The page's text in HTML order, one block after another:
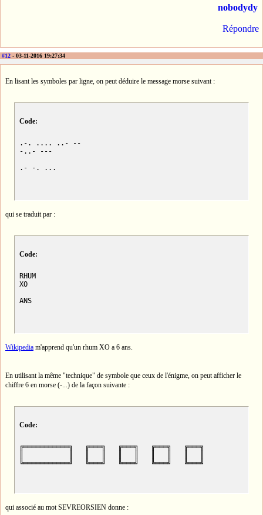
nobodydy
Répondre
#12 - 03-11-2016 19:27:34
En lisant les symboles par ligne, on peut déduire le message morse suivant :
Code:
.-. .... ..- --
-..- ---
.- -. ...
qui se traduit par :
Code:
RHUM
XO
ANS
Wikipedia m'apprend qu'un rhum XO a 6 ans.
En utilisant la même "technique" de symbole que ceux de l'énigme, on peut afficher le
chiffre 6 en morse (-...) de la façon suivante :
Code:
╔═══════════╗   ╔═══╗   ╔═══╗   ╔═══╗   ╔═══╗
╚═══════════╝   ╚═══╝   ╚═══╝   ╚═══╝   ╚═══╝
qui associé au mot SEVREORSIEN donne :